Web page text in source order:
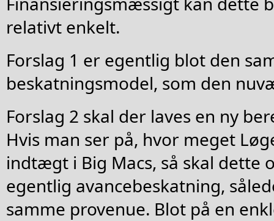
relativt enkelt.
Forslag 1 er egentlig blot den
beskatningsmodel, som den
Forslag 2 skal der laves en ny
Hvis man ser på, hvor meget
indtægt i Big Macs, så skal dette
egentlig avancebeskatning,
samme provenue. Blot på en